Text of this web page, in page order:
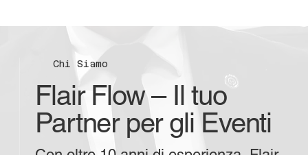
Chi Siamo
Flair Flow – Il tuo
Partner per gli Eventi